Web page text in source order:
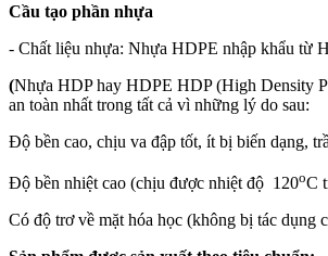
Cầu tạo phần nhựa
- Chất liệu nhựa: Nhựa HDPE nhập khẩu từ
(Nhựa HDP hay HDPE HDP (High Density
an toàn nhất trong tất cả vì những lý do sau:
Độ bền cao, chịu va đập tốt, ít bị biến dạng,
Độ bền nhiệt cao (chịu được nhiệt độ 120oC
Có độ trơ về mặt hóa học (không bị tác dụng